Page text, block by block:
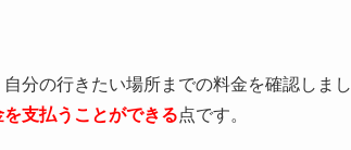
分の行きたい場所までの料金を確認しまし
支払うことができる点です。